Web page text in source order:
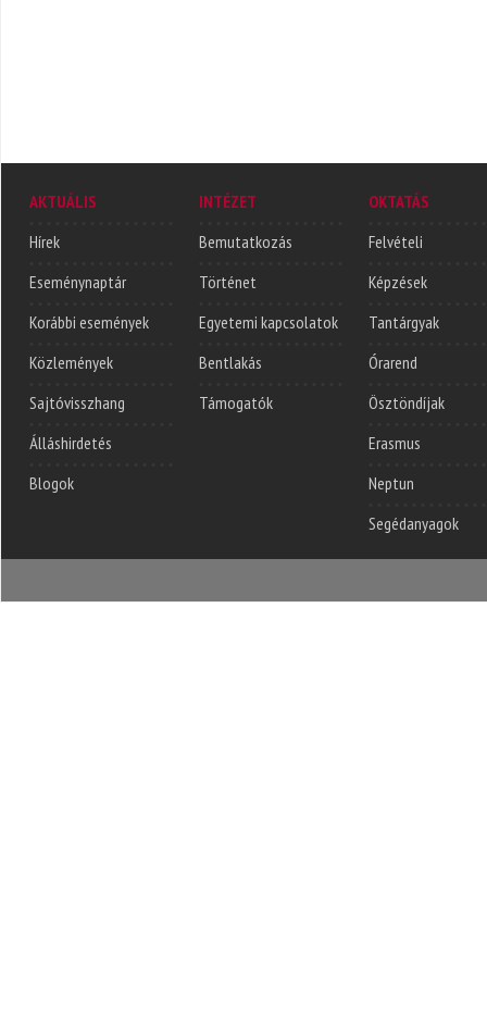
AKTUÁLIS
Hírek
Eseménynaptár
Korábbi események
Közlemények
Sajtóvisszhang
Álláshirdetés
Blogok
INTÉZET
Bemutatkozás
Történet
Egyetemi kapcsolatok
Bentlakás
Támogatók
OKTATÁS
Felvételi
Képzések
Tantárgyak
Órarend
Ösztöndíjak
Erasmus
Neptun
Segédanyagok